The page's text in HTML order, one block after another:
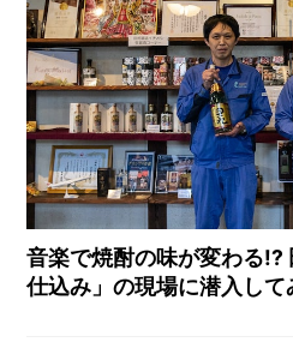
音楽で焼酎の味が変わる!?
仕込み」の現場に潜入して